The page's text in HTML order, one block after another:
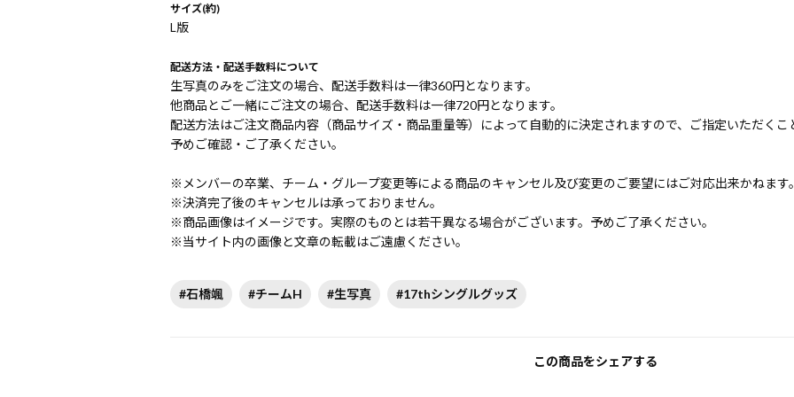
サイズ(約)
L版
配送方法・配送手数料について
生写真のみをご注文の場合、配送手数料は一律360円となります。
他商品とご一緒にご注文の場合、配送手数料は一律720円となります。
配送方法はご注文商品内容（商品サイズ・商品重量等）によって自動的に決定されますので、ご指定いただくこ
予めご確認・ご了承ください。
※メンバーの卒業、チーム・グループ変更等による商品のキャンセル及び変更のご要望にはご対応出来かねます。
※決済完了後のキャンセルは承っておりません。
※商品画像はイメージです。実際のものとは若干異なる場合がございます。予めご了承ください。
※当サイト内の画像と文章の転載はご遠慮ください。
#石橋颯 #チームH #生写真 #17thシングルグッズ
この商品をシェアする